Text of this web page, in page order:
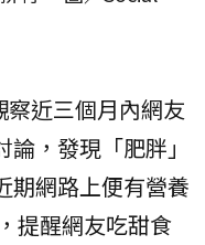
察近三個月內網友
，發現「肥胖」
期網路上便有營養
提醒網友吃甜食